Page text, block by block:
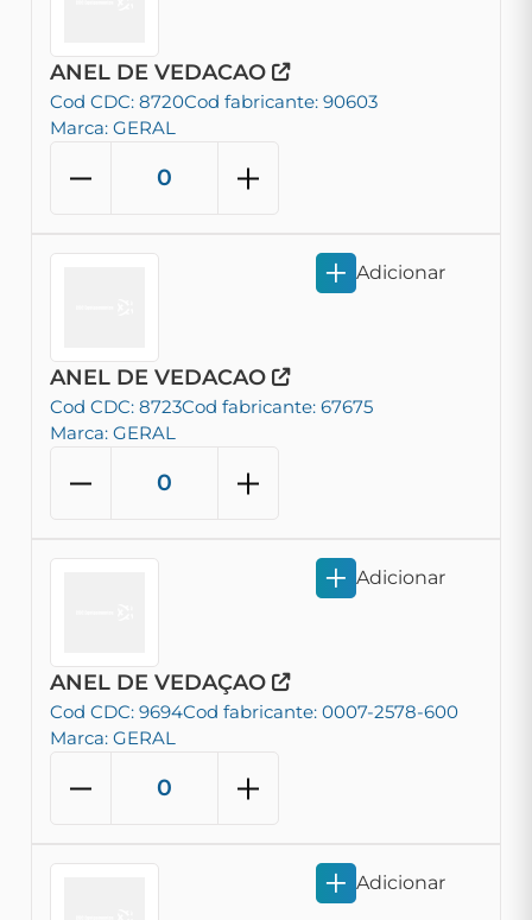
ANEL DE VEDACAO
Cod CDC: 8720Cod fabricante: 90603
Marca: GERAL
ANEL DE VEDACAO
Cod CDC: 8723Cod fabricante: 67675
Marca: GERAL
Adicionar
ANEL DE VEDAÇAO
Cod CDC: 9694Cod fabricante: 0007-2578-600
Marca: GERAL
Adicionar
Adicionar